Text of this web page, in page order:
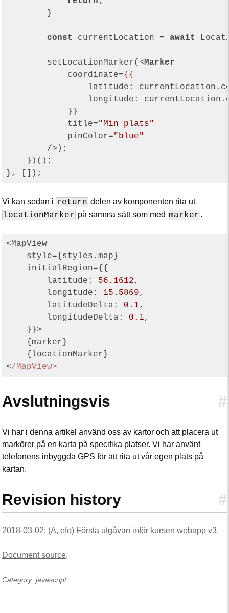
        }
const currentLocation = await
        setLocationMarker(
<Marker
coordinate={{
latitude:
longitude:
            }}
title="Min plats"
pinColor="blue"
        />
);
    })();
Vi kan sedan i return delen av komponenten rita ut
locationMarker på samma sätt som med marker .
<MapView
    style={styles.map}
    initialRegion={{
latitude : 56.1612,
longitude : 15.5869,
latitudeDelta : 0.1,
longitudeDelta : 0.1,
    }}>
    {marker}
    {locationMarker}
<
#
Avslutningsvis
Vi har i denna artikel använd oss av kartor och att placera ut
markörer på en karta på specifika platser. Vi har använt
telefonens inbyggda GPS för att rita ut vår egen plats på
kartan.
#
Revision history
2018-03-02: (A, efo) Första utgåvan inför kursen webapp v3.
Document source.
Category: javascript.